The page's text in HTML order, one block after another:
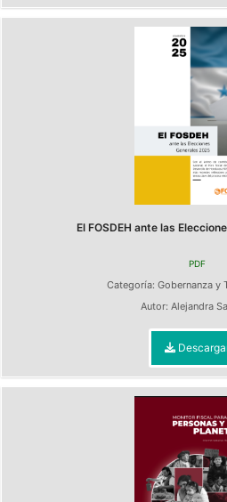
El FOSDEH ante las
PDF
Categoría: Gobernanza y
Autor: Alejandra